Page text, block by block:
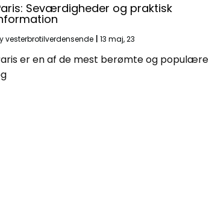
Seværdigheder og praktisk
vesterbrotilverdensende 13 maj, 23
er en af ​​de mest berømte og populære